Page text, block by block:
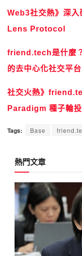
Web3社交熱》深
Lens Protocol
friend.tech是什麼
的去中心化社交平台
社交火熱》
Paradigm 種子輪
Tags: Base
熱門文章